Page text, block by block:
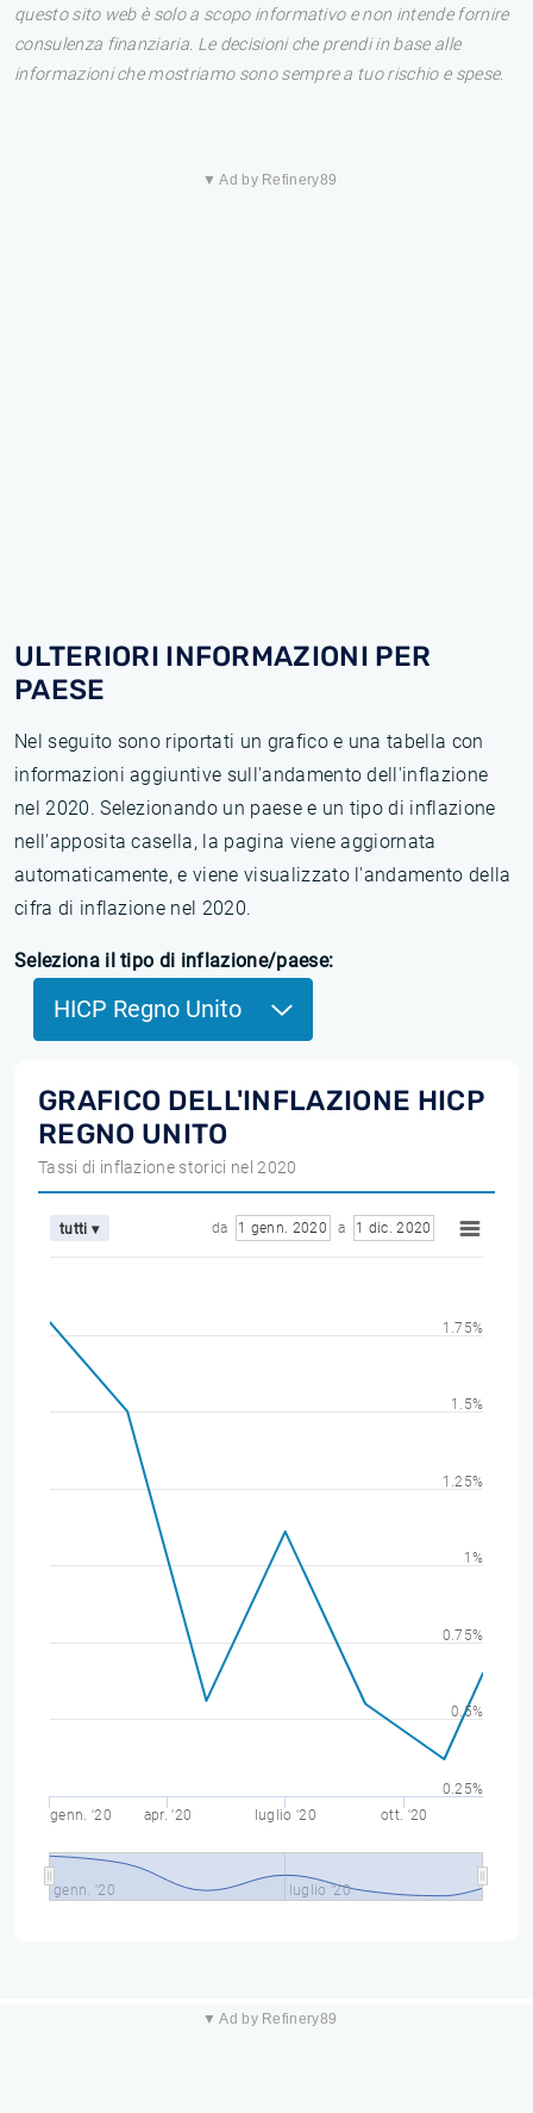
questo sito web è solo a scopo informativo e non intende fornire
consulenza finanziaria. Le decisioni che prendi in base alle
informazioni che mostriamo sono sempre a tuo rischio e spese.
▼ Ad by Refinery89
ULTERIORI INFORMAZIONI PER
PAESE
Nel seguito sono riportati un grafico e una tabella con
informazioni aggiuntive sull'andamento dell'inflazione
nel 2020. Selezionando un paese e un tipo di inflazione
nell'apposita casella, la pagina viene aggiornata
automaticamente, e viene visualizzato l'andamento della
cifra di inflazione nel 2020.
Seleziona il tipo di inflazione/paese:
HICP Regno Unito
GRAFICO DELL'INFLAZIONE HICP
REGNO UNITO
Tassi di inflazione storici nel 2020
tutti ▾ da 1 genn. 2020 a 1 dic. 2020
genn. '20 apr. '20 luglio '20 ott. '20
genn. '20 luglio '20
0.25%
0.5%
0.75%
1%
1.25%
1.5%
1.75%
▼ Ad by Refinery89